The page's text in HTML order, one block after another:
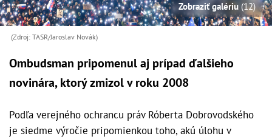
Zobraziť galériu (12)
(Zdroj: TASR/Jaroslav Novák)
Ombudsman pripomenul aj prípad ďalšieho
novinára, ktorý zmizol v roku 2008
Podľa verejného ochrancu práv Róberta Dobrovodského
je siedme výročie pripomienkou toho, akú úlohu v